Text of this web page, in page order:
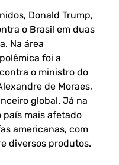
Donald Trump,
o Brasil em duas
Na área
foi a
o ministro do
de Moraes,
global. Já na
país mais afetado
americanas, com
diversos produtos.